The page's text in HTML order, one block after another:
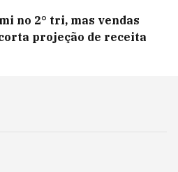
no 2° tri, mas vendas
projeção de receita